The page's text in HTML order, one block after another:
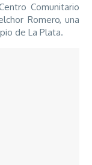
Comunitario
Romero, una
de La Plata.